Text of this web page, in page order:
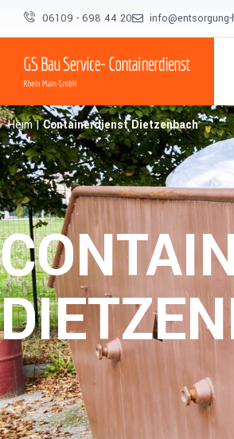
06109 - 698 44 20
Heim|Containerdienst Dietzenbach